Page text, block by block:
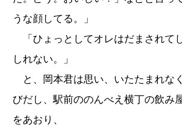
うな顔してる。」
「ひょっとしてオレはだまされて
しれない。」
と、岡本君は思い、いたたまれな
びだし、駅前ののんべえ横丁の飲み
をあおり、